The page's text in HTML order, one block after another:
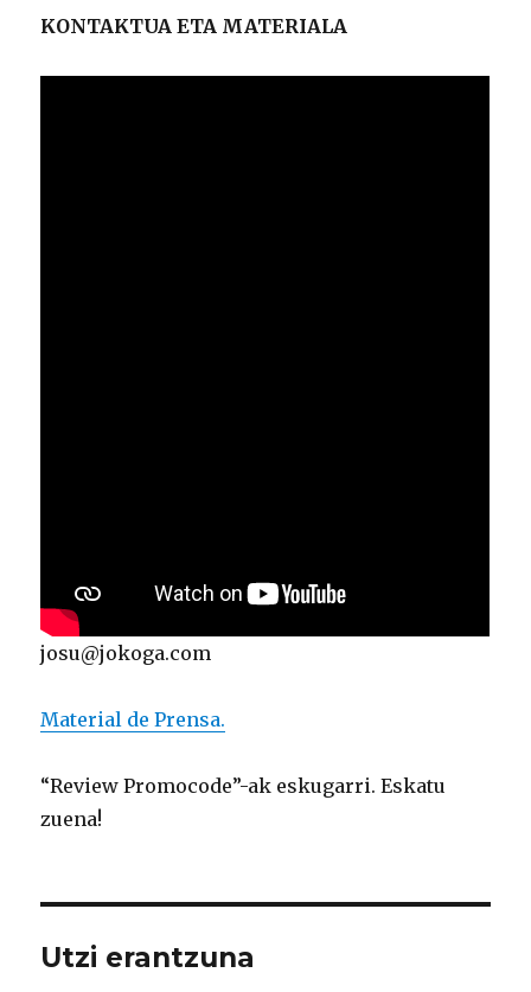
KONTAKTUA ETA MATERIALA
josu@jokoga.com
Material de Prensa.
“Review Promocode”-ak eskugarri. Eskatu
zuena!
Utzi erantzuna